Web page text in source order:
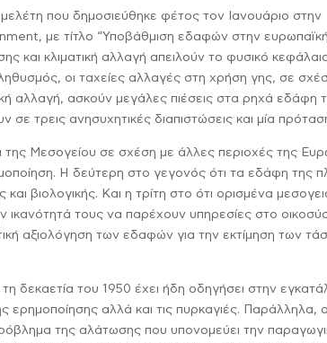
που δημοσιεύθηκε φέτος τον Ιανουάριο στην
με τίτλο “Υποβάθμιση εδαφών στην ευρωπαϊκή
και κλιματική αλλαγή απειλούν το φυσικό
οι ταχείες αλλαγές στη χρήση γης, σε
αλλαγή, ασκούν μεγάλες πιέσεις στα ρηχά εδάφη
σε τρεις ανησυχητικές διαπιστώσεις και μία
Μεσογείου σε σχέση με άλλες περιοχές της
Η δεύτερη στο γεγονός ότι τα εδάφη της
βιολογικής. Και η τρίτη στο ότι ορισμένα
τους να παρέχουν υπηρεσίες στο
αξιολόγηση των εδαφών για την εκτίμηση των
του 1950 έχει ήδη οδηγήσει στην
αλλά και τις πυρκαγιές. Παράλληλα,
της αλάτωσης που υπονομεύει την